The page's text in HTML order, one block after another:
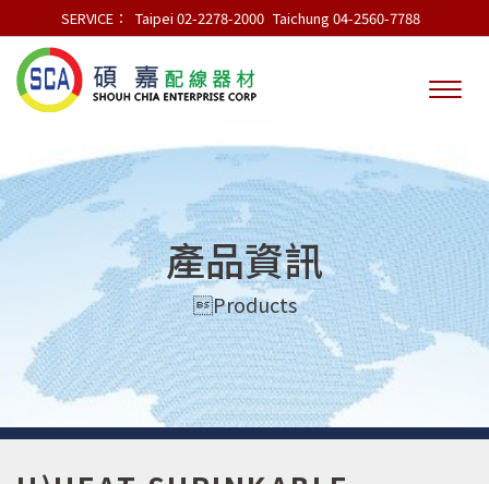
SERVICE： Taipei 02-2278-2000 Taichung 04-2560-7788
產品資訊
Products